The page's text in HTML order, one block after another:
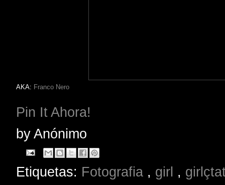
AKA: Franco Nero
Pin It Ahora!
byAnónimo
Etiquetas: Fotografia , girl ,